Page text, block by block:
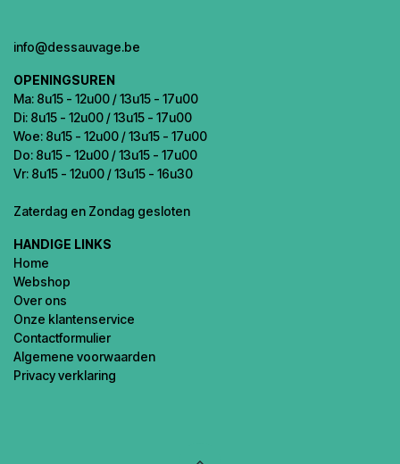
info@dessauvage.be
OPENINGSUREN
Ma: 8u15 - 12u00 / 13u15 - 17u00
Di: 8u15 - 12u00 / 13u15 - 17u00
Woe: 8u15 - 12u00 / 13u15 - 17u00
Do: 8u15 - 12u00 / 13u15 - 17u00
Vr: 8u15 - 12u00 / 13u15 - 16u30
Zaterdag en Zondag gesloten
HANDIGE LINKS
Home
Webshop
Over ons
Onze klantenservice
Contactformulier
Algemene voorwaarden
Privacy verklaring